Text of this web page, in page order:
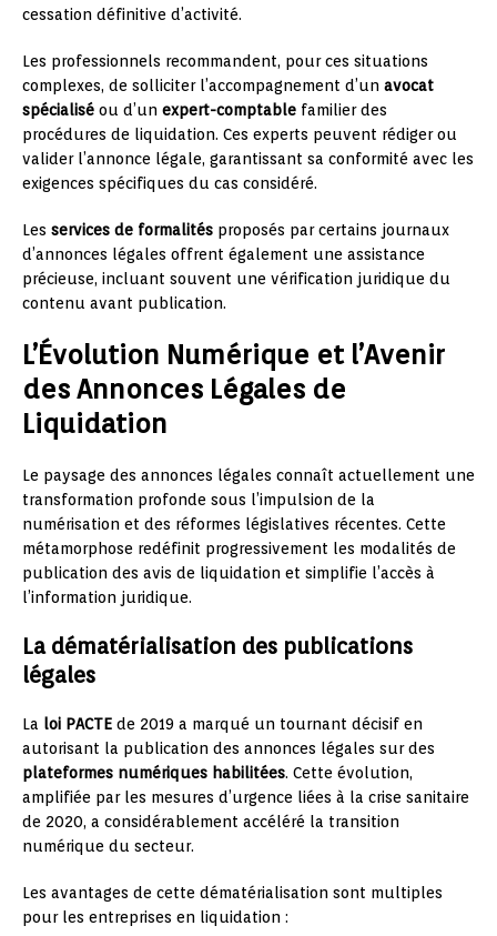
cessation définitive d’activité.
Les professionnels recommandent, pour ces situations
complexes, de solliciter l’accompagnement d’un avocat
spécialisé ou d’un expert-comptable familier des
procédures de liquidation. Ces experts peuvent rédiger ou
valider l’annonce légale, garantissant sa conformité avec les
exigences spécifiques du cas considéré.
Les services de formalités proposés par certains journaux
d’annonces légales offrent également une assistance
précieuse, incluant souvent une vérification juridique du
contenu avant publication.
L’Évolution Numérique et l’Avenir
des Annonces Légales de
Liquidation
Le paysage des annonces légales connaît actuellement une
transformation profonde sous l’impulsion de la
numérisation et des réformes législatives récentes. Cette
métamorphose redéfinit progressivement les modalités de
publication des avis de liquidation et simplifie l’accès à
l’information juridique.
La dématérialisation des publications
légales
La loi PACTE de 2019 a marqué un tournant décisif en
autorisant la publication des annonces légales sur des
plateformes numériques habilitées. Cette évolution,
amplifiée par les mesures d’urgence liées à la crise sanitaire
de 2020, a considérablement accéléré la transition
numérique du secteur.
Les avantages de cette dématérialisation sont multiples
pour les entreprises en liquidation :